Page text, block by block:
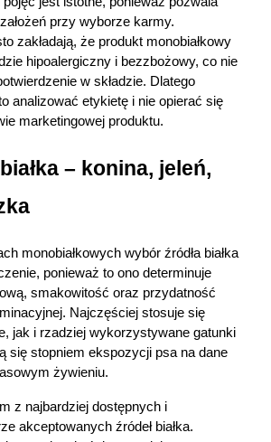
przy wyborze karmy.
zakładają, że produkt monobiałkowy
hipoalergiczny i bezzbożowy, co nie
w składzie. Dlatego
analizować etykietę i nie opierać się
marketingowej produktu.
– konina, jeleń,
monobiałkowych wybór źródła białka
ponieważ to ono determinuje
smakowitość oraz przydatność
Najczęściej stosuje się
jak i rzadziej wykorzystywane gatunki
się stopniem ekspozycji psa na dane
żywieniu.
z najbardziej dostępnych i
akceptowanych źródeł białka.